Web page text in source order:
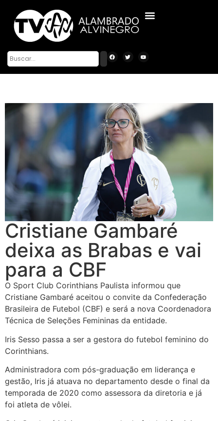
Cristiane Gambaré
deixa as Brabas e vai
para a CBF
O Sport Club Corinthians Paulista informou que
Cristiane Gambaré aceitou o convite da Confederação
Brasileira de Futebol (CBF) e será a nova Coordenadora
Técnica de Seleções Femininas da entidade.
Iris Sesso passa a ser a gestora do futebol feminino do
Corinthians.
Administradora com pós-graduação em liderança e
gestão, Iris já atuava no departamento desde o final da
temporada de 2020 como assessora da diretoria e já
foi atleta de vôlei.